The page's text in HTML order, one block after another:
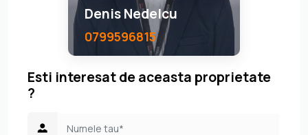
Denis Nedelcu
0799596815
Esti interesat de aceasta proprietate
?